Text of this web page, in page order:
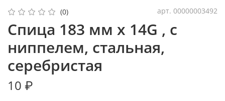
(0) арт. 00000003492
Спица 183 мм x 14G , с
ниппелем, стальная,
серебристая
10 ₽